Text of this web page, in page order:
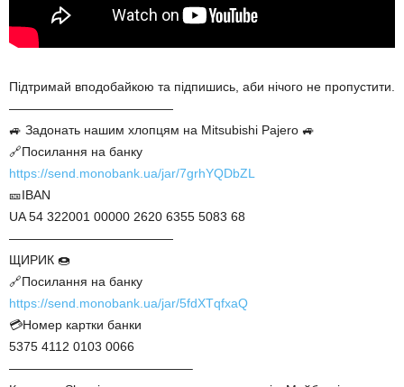
Підтримай вподобайкою та підпишись, аби нічого не пропустити.
—————————————
🚙 Задонать нашим хлопцям на Mitsubishi Pajero 🚙
🔗Посилання на банку
https://send.monobank.ua/jar/7grhYQDbZL
🎫IBAN
UA 54 322001 00000 2620 6355 5083 68
—————————————
ЩИРИК 🍩
🔗Посилання на банку
https://send.monobank.ua/jar/5fdXTqfxaQ
💳Номер картки банки
5375 4112 0103 0066
——————————————–